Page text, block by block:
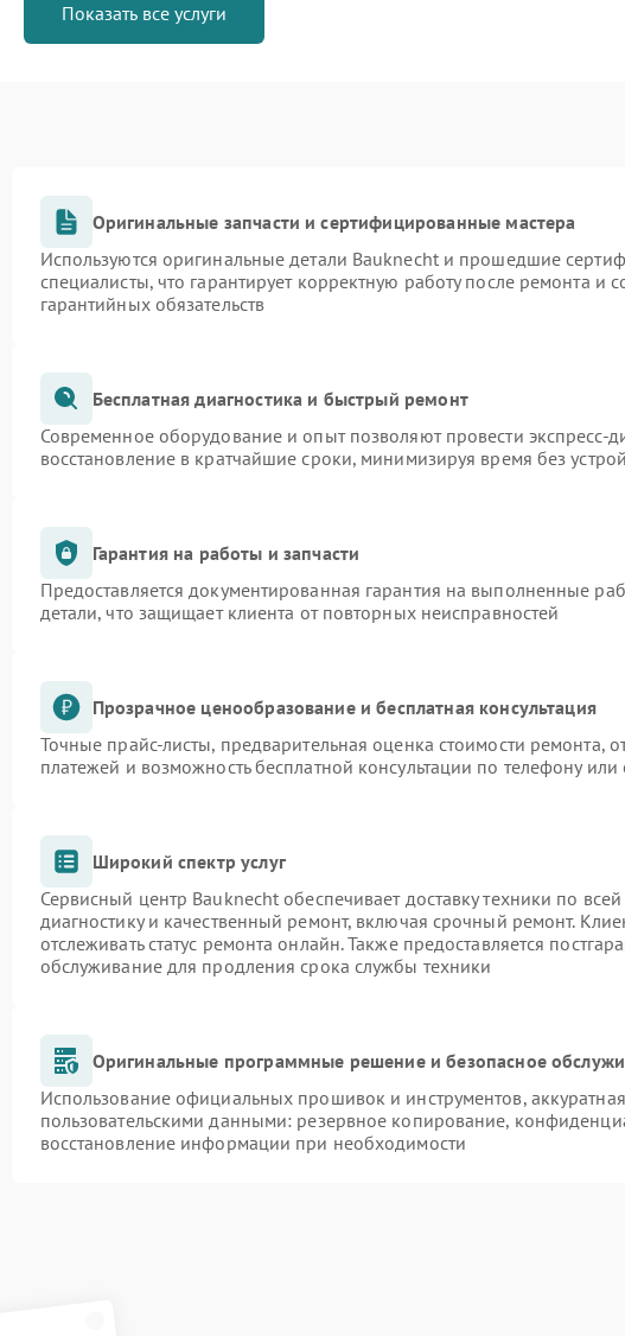
Показать все услуги
Оригинальные запчасти и сертифицированные мастера
Используются оригинальные детали Bauknecht и прошедшие
специалисты, что гарантирует корректную работу после ремонта и
гарантийных обязательств
Бесплатная диагностика и быстрый ремонт
Современное оборудование и опыт позволяют провести экспресс-
восстановление в кратчайшие сроки, минимизируя время без
Гарантия на работы и запчасти
Предоставляется документированная гарантия на выполненные
детали, что защищает клиента от повторных неисправностей
Прозрачное ценообразование и бесплатная консультация
Точные прайс-листы, предварительная оценка стоимости ремонта,
платежей и возможность бесплатной консультации по телефону или
Широкий спектр услуг
Сервисный центр Bauknecht обеспечивает доставку техники по
диагностику и качественный ремонт, включая срочный ремонт.
отслеживать статус ремонта онлайн. Также предоставляется
обслуживание для продления срока службы техники
Оригинальные программные решение и безопасное
Использование официальных прошивок и инструментов,
пользовательскими данными: резервное копирование,
восстановление информации при необходимости